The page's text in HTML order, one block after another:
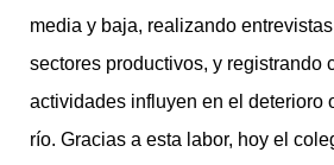
media y baja, realizando
sectores productivos, y registrando
actividades influyen en el deterioro
río. Gracias a esta labor, hoy el